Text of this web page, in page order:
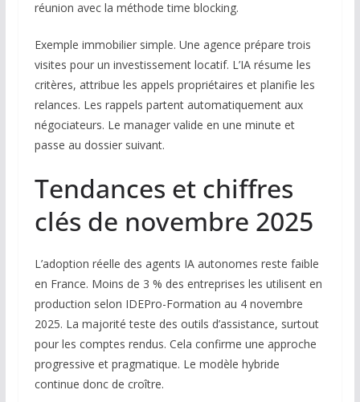
réunion avec la méthode time blocking.
Exemple immobilier simple. Une agence prépare trois
visites pour un investissement locatif. L’IA résume les
critères, attribue les appels propriétaires et planifie les
relances. Les rappels partent automatiquement aux
négociateurs. Le manager valide en une minute et
passe au dossier suivant.
Tendances et chiffres
clés de novembre 2025
L’adoption réelle des agents IA autonomes reste faible
en France. Moins de 3 % des entreprises les utilisent en
production selon IDEPro-Formation au 4 novembre
2025. La majorité teste des outils d’assistance, surtout
pour les comptes rendus. Cela confirme une approche
progressive et pragmatique. Le modèle hybride
continue donc de croître.